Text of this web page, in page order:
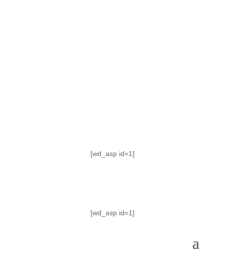
[wd_asp id=1]
[wd_asp id=1]